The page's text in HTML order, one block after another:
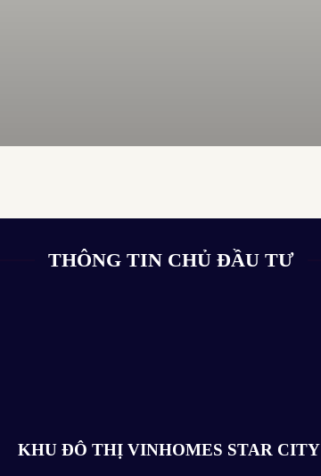
THÔNG TIN CHỦ ĐẦU TƯ
KHU ĐÔ THỊ VINHOMES STAR CITY